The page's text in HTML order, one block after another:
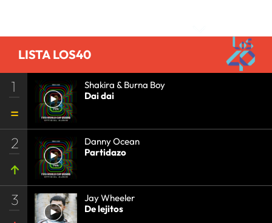
LISTA LOS40
1
Shakira & Burna Boy
Dai dai
2
Danny Ocean
Partidazo
3
Jay Wheeler
De lejitos